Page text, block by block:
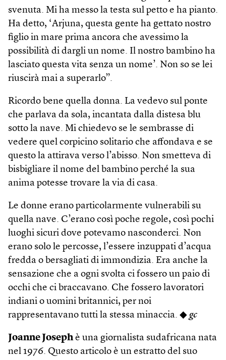
svenuta. Mi ha messo la testa sul petto e ha pianto.
Ha detto, ‘Arjuna, questa gente ha gettato nostro
figlio in mare prima ancora che avessimo la
possibilità di dargli un nome. Il nostro bambino ha
lasciato questa vita senza un nome’. Non so se lei
riuscirà mai a superarlo”.
Ricordo bene quella donna. La vedevo sul ponte
che parlava da sola, incantata dalla distesa blu
sotto la nave. Mi chiedevo se le sembrasse di
vedere quel corpicino solitario che affondava e se
questo la attirava verso l’abisso. Non smetteva di
bisbigliare il nome del bambino perché la sua
anima potesse trovare la via di casa.
Le donne erano particolarmente vulnerabili su
quella nave. C’erano così poche regole, così pochi
luoghi sicuri dove potevamo nasconderci. Non
erano solo le percosse, l’essere inzuppati d’acqua
fredda o bersagliati di immondizia. Era anche la
sensazione che a ogni svolta ci fossero un paio di
occhi che ci braccavano. Che fossero lavoratori
indiani o uomini britannici, per noi
rappresentavano tutti la stessa minaccia. ◆ gc
Joanne Josephè una giornalista sudafricana nata
nel 1976. Questo articolo è un estratto del suo